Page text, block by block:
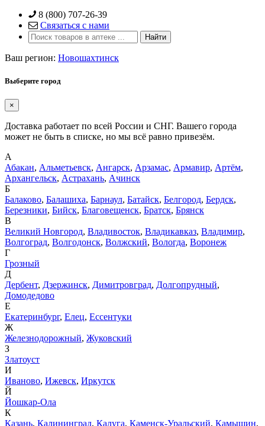
Skip
content
8 (800) 707-26-39
Связаться с нами
Ваш регион: Новошахтинск
Выберите город
×
Доставка работает по всей России и СНГ. Вашего города
может не быть в списке, но мы всё равно привезём.
А
Абакан, Альметьевск, Ангарск, Арзамас, Армавир, Артём,
Архангельск, Астрахань, Ачинск
Б
Балаково, Балашиха, Барнаул, Батайск, Белгород, Бердск,
Березники, Бийск, Благовещенск, Братск, Брянск
В
Великий Новгород, Владивосток, Владикавказ, Владимир,
Волгоград, Волгодонск, Волжский, Вологда, Воронеж
Г
Грозный
Д
Дербент, Дзержинск, Димитровград, Долгопрудный,
Домодедово
Е
Екатеринбург, Елец, Ессентуки
Ж
Железнодорожный, Жуковский
З
Златоуст
И
Иваново, Ижевск, Иркутск
Й
Йошкар-Ола
К
Казань, Калининград, Калуга, Каменск-Уральский, Камышин,